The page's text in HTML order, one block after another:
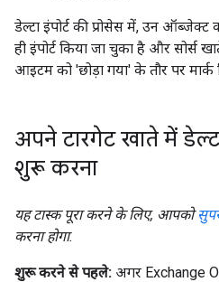
डेल्टा इंपोर्ट की प्रोसेस में, उन ऑब्जेक्ट
ही इंपोर्ट किया जा चुका है और सोर्स
आइटम को 'छोड़ा गया' के तौर पर मार्क
अपने टारगेट खाते में
शुरू करना
यह टास्क पूरा करने के लिए, आपको
करना होगा.
शुरू करने से पहले: अगर Exchange